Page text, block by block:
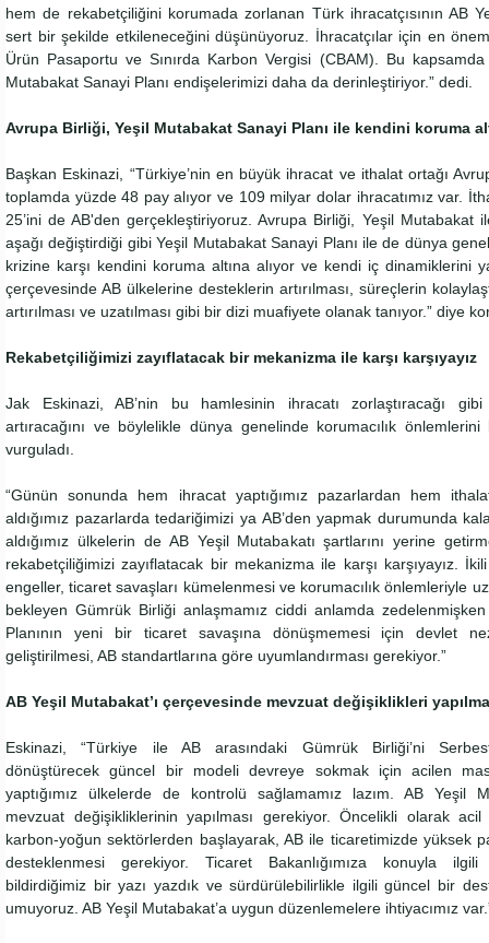
hem de rekabetçiliğini korumada zorlanan Türk ihracatçısının AB
sert bir şekilde etkileneceğini düşünüyoruz. İhracatçılar için en
Ürün Pasaportu ve Sınırda Karbon Vergisi (CBAM). Bu
Mutabakat Sanayi Planı endişelerimizi daha da derinleştiriyor.” dedi.
Avrupa Birliği, Yeşil Mutabakat Sanayi Planı ile kendini koruma
Başkan Eskinazi, “Türkiye’nin en büyük ihracat ve ithalat ortağı
toplamda yüzde 48 pay alıyor ve 109 milyar dolar ihracatımız var.
25’ini de AB'den gerçekleştiriyoruz. Avrupa Birliği, Yeşil Mutabakat
aşağı değiştirdiği gibi Yeşil Mutabakat Sanayi Planı ile de dünya
krizine karşı kendini koruma altına alıyor ve kendi iç dinamiklerini
çerçevesinde AB ülkelerine desteklerin artırılması, süreçlerin
artırılması ve uzatılması gibi bir dizi muafiyete olanak tanıyor.” diye
Rekabetçiliğimizi zayıflatacak bir mekanizma ile karşı karşıyayız
Jak Eskinazi, AB’nin bu hamlesinin ihracatı zorlaştıracağı
artıracağını ve böylelikle dünya genelinde korumacılık
vurguladı.
“Günün sonunda hem ihracat yaptığımız pazarlardan hem
aldığımız pazarlarda tedariğimizi ya AB’den yapmak durumunda
aldığımız ülkelerin de AB Yeşil Mutabakatı şartlarını yerine
rekabetçiliğimizi zayıflatacak bir mekanizma ile karşı karşıyayız.
engeller, ticaret savaşları kümelenmesi ve korumacılık önlemleriyle
bekleyen Gümrük Birliği anlaşmamız ciddi anlamda
Planının yeni bir ticaret savaşına dönüşmemesi için devlet
geliştirilmesi, AB standartlarına göre uyumlandırması gerekiyor.”
AB Yeşil Mutabakat’ı çerçevesinde mevzuat değişiklikleri
Eskinazi, “Türkiye ile AB arasındaki Gümrük Birliği’ni
dönüştürecek güncel bir modeli devreye sokmak için acilen
yaptığımız ülkelerde de kontrolü sağlamamız lazım. AB Yeşil
mevzuat değişikliklerinin yapılması gerekiyor. Öncelikli olarak
karbon-yoğun sektörlerden başlayarak, AB ile ticaretimizde yüksek
desteklenmesi gerekiyor. Ticaret Bakanlığımıza konuyla
bildirdiğimiz bir yazı yazdık ve sürdürülebilirlikle ilgili güncel bir
umuyoruz. AB Yeşil Mutabakat’a uygun düzenlemelere ihtiyacımız